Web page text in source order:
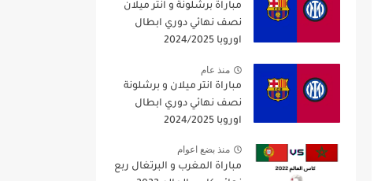
مباراة برشلونة و انتر ميلان
نصف نهائي دوري ابطال
اوروبا 2024/2025
منذ عام
مباراة انتر ميلان و برشلونة
نصف نهائي دوري ابطال
اوروبا 2024/2025
منذ بضع اعوام
مباراة المغرب و البرتغال ربع